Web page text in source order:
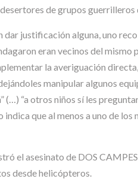
de grupos
dar justificación alguna, uno
eran vecinos del
la averiguación
manipular algunos
“a otros niños sí les
que al menos a uno de
el asesinato de DOS
desde helicópteros.